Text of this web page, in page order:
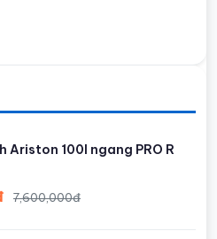
Ariston 100l ngang PRO R
7,600,000đ